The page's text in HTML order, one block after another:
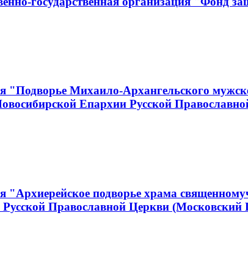
"Подворье Михаило-Архангельского
Епархии Русской
"Архиерейское подворье храма
Православной Церкви (Московский